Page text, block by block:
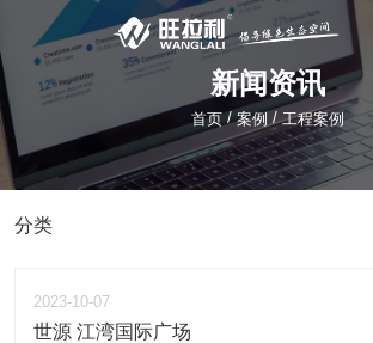
新闻资讯
首页/案例 /工程案例
分类
2023-10-07
世源 江湾国际广场